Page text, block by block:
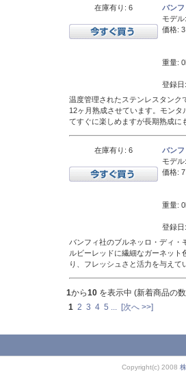
在庫有り: 6
バン
モデル:
価格:
重量:
登録
温度管理されたステンレスタンク
12ヶ月熟成させています。モン
てすぐに楽しめますが長期熟成に
在庫有り: 6
バン
モデル:
価格:
重量:
登録
バンフィ社のブルネッロ・ディ
ルビーレッドに繊細なガーネッ
り、フレッシュさと活力を与え
1から10 を表示中 (新着商品の
1 2 3 4 5 [次へ >>]
Copyright(c) 2008